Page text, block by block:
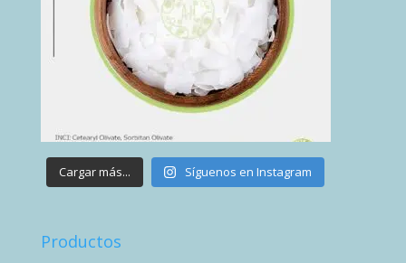
Cargar más... Síguenos en Instagram
Productos